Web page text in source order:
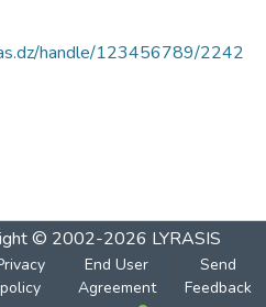
handle/123456789/2242
© 2002-2026 LYRASIS
policy
End User
Agreement
Send
Feedback